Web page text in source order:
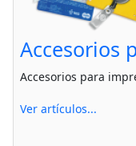
Accesorios
Accesorios para
Ver artículos...